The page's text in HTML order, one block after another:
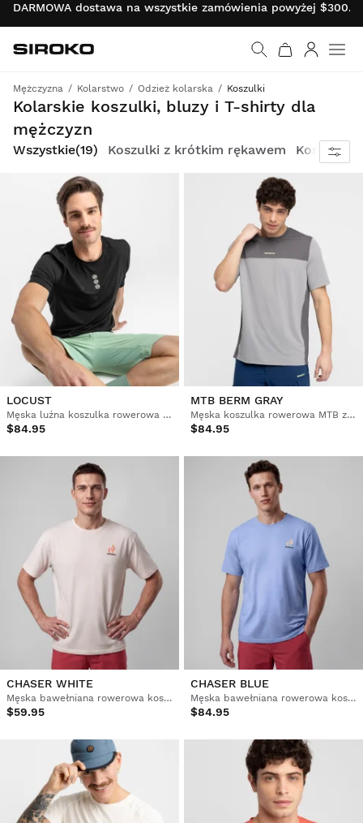
DARMOWA dostawa na wszystkie zamówienia powyżej
Wróć do strony
Siroko.com
Mężczyzna Kolarstwo Odzież kolarska Koszulki
Kolarskie koszulki, bluzy i T-shirty dla
mężczyzn
Wszechstronna odzież kolarska na trening i na co dzień
Wszystkie(19) Koszulki z krótkim rękawem Koszulki z
LOCUST
Męska luźna koszulka rowerowa gravel
$84.95
MTB BERM GRAY
Męska koszulka rowerowa MTB z krótkim rękawem
$84.95
CHASER WHITE
Męska bawełniana rowerowa koszulka gravel z krótkim rękawem
$59.95
CHASER BLUE
Męska bawełniana rowerowa koszulka gravel z krótkim rękawem
$84.95